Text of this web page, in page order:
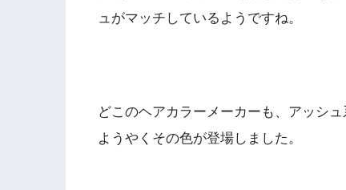
ュがマッチしているようですね。
どこのヘアカラーメーカーも、アッシ
ようやくその色が登場しました。